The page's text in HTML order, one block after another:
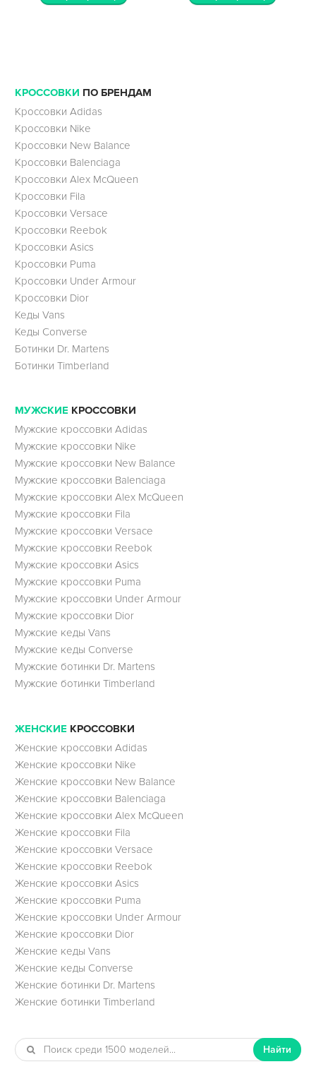
КРОССОВКИ ПО БРЕНДАМ
Кроссовки Adidas
Кроссовки Nike
Кроссовки New Balance
Кроссовки Balenciaga
Кроссовки Alex McQueen
Кроссовки Fila
Кроссовки Versace
Кроссовки Reebok
Кроссовки Asics
Кроссовки Puma
Кроссовки Under Armour
Кроссовки Dior
Кеды Vans
Кеды Converse
Ботинки Dr. Martens
Ботинки Timberland
МУЖСКИЕ КРОССОВКИ
Мужские кроссовки Adidas
Мужские кроссовки Nike
Мужские кроссовки New Balance
Мужские кроссовки Balenciaga
Мужские кроссовки Alex McQueen
Мужские кроссовки Fila
Мужские кроссовки Versace
Мужские кроссовки Reebok
Мужские кроссовки Asics
Мужские кроссовки Puma
Мужские кроссовки Under Armour
Мужские кроссовки Dior
Мужские кеды Vans
Мужские кеды Converse
Мужские ботинки Dr. Martens
Мужские ботинки Timberland
ЖЕНСКИЕ КРОССОВКИ
Женские кроссовки Adidas
Женские кроссовки Nike
Женские кроссовки New Balance
Женские кроссовки Balenciaga
Женские кроссовки Alex McQueen
Женские кроссовки Fila
Женские кроссовки Versace
Женские кроссовки Reebok
Женские кроссовки Asics
Женские кроссовки Puma
Женские кроссовки Under Armour
Женские кроссовки Dior
Женские кеды Vans
Женские кеды Converse
Женские ботинки Dr. Martens
Женские ботинки Timberland
Найти